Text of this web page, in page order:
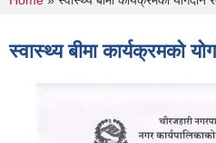
स्वास्थ्य बीमा कार्यक्रमको